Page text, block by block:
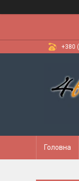
+380
Головна